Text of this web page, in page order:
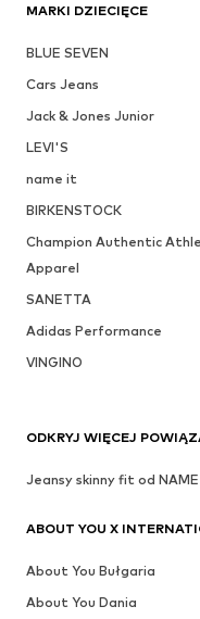
MARKI DZIECIĘCE
BLUE SEVEN
Cars Jeans
Jack & Jones Junior
LEVI'S
name it
BIRKENSTOCK
Champion Authentic
Apparel
SANETTA
Adidas Performance
VINGINO
ODKRYJ WIĘCEJ
Jeansy skinny fit od NAME
ABOUT YOU X
About You Bułgaria
About You Dania